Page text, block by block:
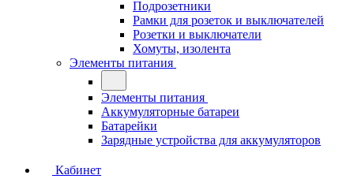
Подрозетники
Рамки для розеток и выключателей
Розетки и выключатели
Хомуты, изолента
Элементы питания
Элементы питания
Аккумуляторные батареи
Батарейки
Зарядные устройства для аккумуляторов
Кабинет